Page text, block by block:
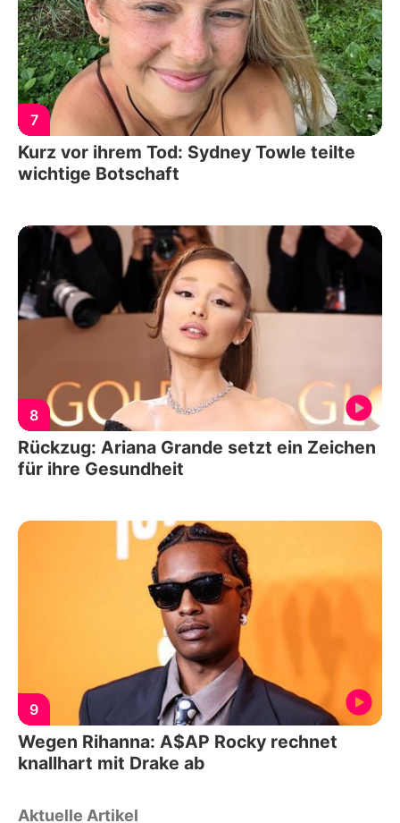
7
Kurz vor ihrem Tod: Sydney Towle teilte
wichtige Botschaft
8
Rückzug: Ariana Grande setzt ein Zeichen
für ihre Gesundheit
9
Wegen Rihanna: A$AP Rocky rechnet
knallhart mit Drake ab
Aktuelle Artikel